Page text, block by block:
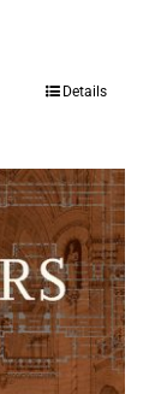
Details